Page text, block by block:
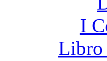
I
Libro